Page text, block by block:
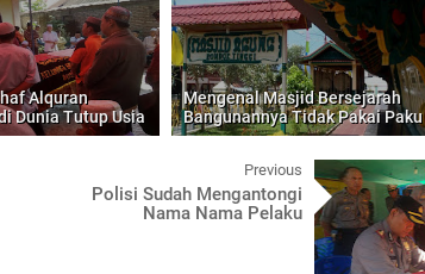
Alquran
Dunia Tutup Usia
Mengenal Masjid Bersejarah
Bangunannya Tidak Pakai Paku
Previous
Polisi Sudah Mengantongi
Nama Nama Pelaku